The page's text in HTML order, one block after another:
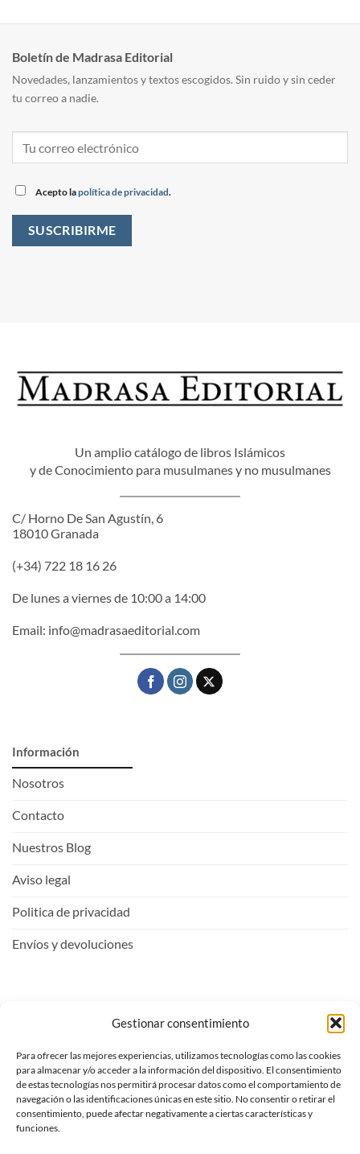
Gestionar consentimiento
Para ofrecer las mejores experiencias, utilizamos tecnologías como las cookies
para almacenar y/o acceder a la información del dispositivo. El consentimiento
de estas tecnologías nos permitirá procesar datos como el comportamiento de
navegación o las identificaciones únicas en este sitio. No consentir o retirar el
consentimiento, puede afectar negativamente a ciertas características y
funciones.
Boletín de Madrasa Editorial
Novedades, lanzamientos y textos escogidos. Sin ruido y sin ceder
tu correo a nadie.
Acepto lapolítica de privacidad.
Un amplio catálogo de libros Islámicos
y de Conocimiento para musulmanes y no musulmanes
C/ Horno De San Agustín, 6
18010 Granada
(+34) 722 18 16 26
De lunes a viernes de 10:00 a 14:00
Email: info@madrasaeditorial.com
Información
Nosotros
Contacto
Nuestros Blog
Aviso legal
Politica de privacidad
Envíos y devoluciones
Entrar
Ver carrito
Mi lista de deseos